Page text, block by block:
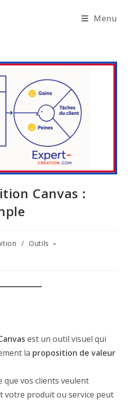
Menu
Canvas :
/ Outils
est un outil visuel qui
la proposition de valeur
que vos clients veulent
votre produit ou service peut